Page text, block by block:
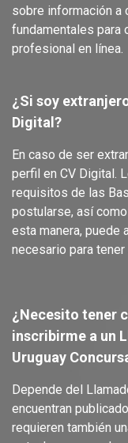
sobre información a
fundamentales para
profesional en línea.
¿Si soy
Digital?
En caso de ser
perfil en CV Digital.
requisitos de las
postularse, así
esta manera, puede
necesario para
¿Necesito tener
inscribirme a un
Uruguay
Depende del
encuentran
requieren también